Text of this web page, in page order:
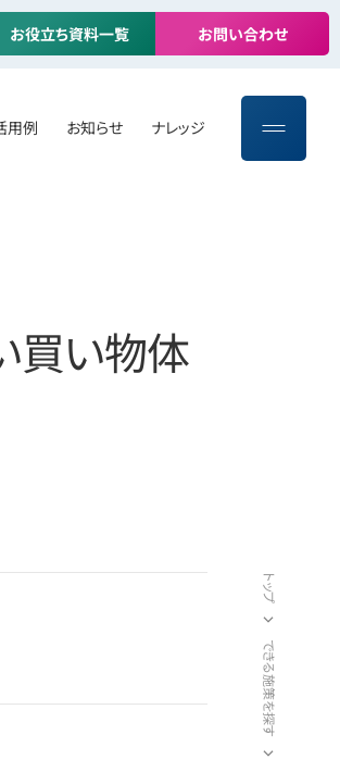
お役立ち資料一覧 お問い合わせ
用例 お知らせ ナレッジ
買い物体
トップ
できる施策を探す